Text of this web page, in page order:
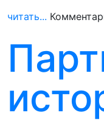
читать...